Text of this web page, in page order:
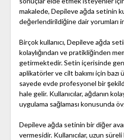
makalede, Depileve ağda setinin
değerlendirildiğine dair yorumları
Birçok kullanıcı, Depileve ağda
kolaylığından ve pratikliğinden
getirmektedir. Setin içerisinde
aplikatörler ve cilt bakımı için bazı
sayede evde profesyonel bir
hale gelir. Kullanıcılar, ağdanın
uygulama sağlaması konusunda
Depileve ağda setinin bir diğer
vermesidir. Kullanıcılar, uzun